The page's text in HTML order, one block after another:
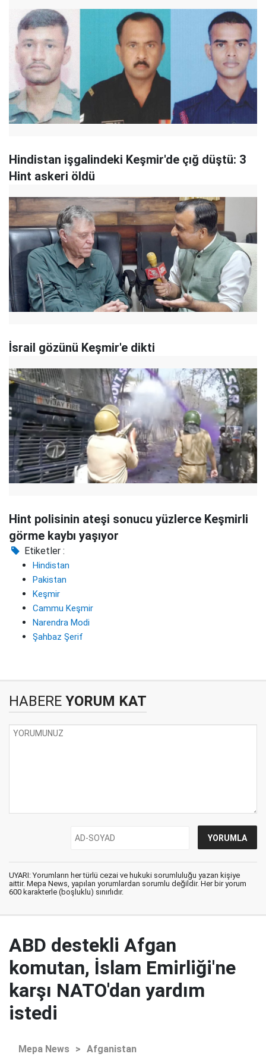
Hindistan işgalindeki Keşmir'de çığ düştü: 3
Hint askeri öldü
İsrail gözünü Keşmir'e dikti
Hint polisinin ateşi sonucu yüzlerce Keşmirli
görme kaybı yaşıyor
Etiketler :
Hindistan
Pakistan
Keşmir
Cammu Keşmir
Narendra Modi
Şahbaz Şerif
HABERE YORUM KAT
UYARI: Yorumların her türlü cezai ve hukuki sorumluluğu yazan kişiye
aittir. Mepa News, yapılan yorumlardan sorumlu değildir. Her bir yorum
600 karakterle (boşluklu) sınırlıdır.
ABD destekli Afgan
komutan, İslam Emirliği'ne
karşı NATO'dan yardım
istedi
Mepa News > Afganistan